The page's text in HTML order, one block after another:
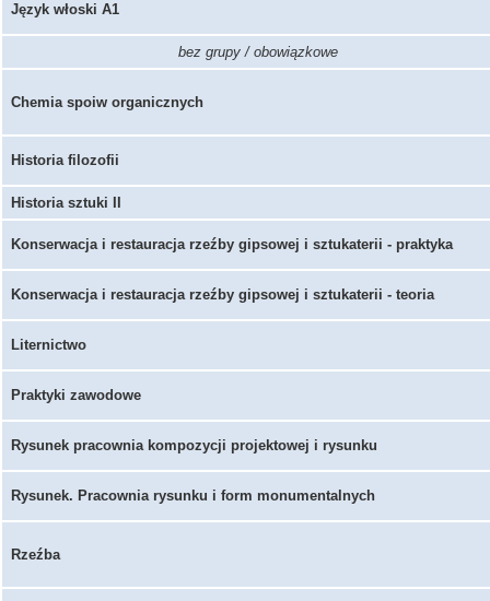
Język włoski A1
bez grupy / obowiązkowe
Chemia spoiw organicznych
Historia filozofii
Historia sztuki II
Konserwacja i restauracja rzeźby gipsowej i sztukaterii - praktyka
Konserwacja i restauracja rzeźby gipsowej i sztukaterii - teoria
Liternictwo
Praktyki zawodowe
Rysunek pracownia kompozycji projektowej i rysunku
Rysunek. Pracownia rysunku i form monumentalnych
Rzeźba